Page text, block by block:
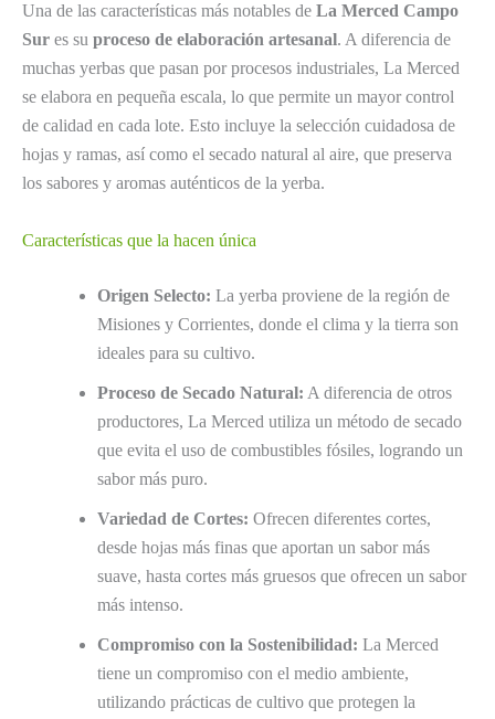
Una de las características más notables de La Merced Campo
Sur es su proceso de elaboración artesanal. A diferencia de
muchas yerbas que pasan por procesos industriales, La Merced
se elabora en pequeña escala, lo que permite un mayor control
de calidad en cada lote. Esto incluye la selección cuidadosa de
hojas y ramas, así como el secado natural al aire, que preserva
los sabores y aromas auténticos de la yerba.
Características que la hacen única
Origen Selecto: La yerba proviene de la región de
Misiones y Corrientes, donde el clima y la tierra son
ideales para su cultivo.
Proceso de Secado Natural: A diferencia de otros
productores, La Merced utiliza un método de secado
que evita el uso de combustibles fósiles, logrando un
sabor más puro.
Variedad de Cortes: Ofrecen diferentes cortes,
desde hojas más finas que aportan un sabor más
suave, hasta cortes más gruesos que ofrecen un sabor
más intenso.
Compromiso con la Sostenibilidad: La Merced
tiene un compromiso con el medio ambiente,
utilizando prácticas de cultivo que protegen la